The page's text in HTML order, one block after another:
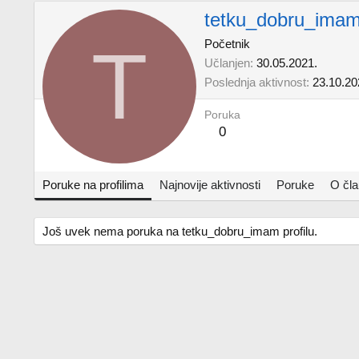
T
Početnik
Učlanjen 30.05.2021.
Poslednja aktivnost
Poruka
0
Poruke na profilima Najnovije aktivnosti Poruke O
Još uvek nema poruka na tetku_dobru_imam profilu.